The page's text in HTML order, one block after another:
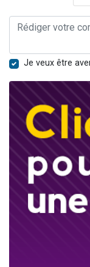
Je veux être